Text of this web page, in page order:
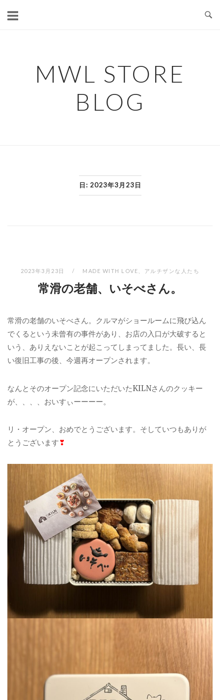
MWL STORE
BLOG
日: 2023年3月23日
2023年3月23日 MADE WITH LOVE アルチザンな人たち
常滑の老舗、いそべさん。
常滑の老舗のいそべさん。クルマがショールームに飛び込ん
でくるという未曾有の事件があり、お店の入口が大破すると
いう、ありえないことが起こってしまってました。長い、長
い復旧工事の後、今週再オープンされます。
なんとそのオープン記念にいただいたKILNさんのクッキー
が、、、、おいすぃーーーー。
リ・オープン、おめでとうございます。そしていつもありが
とうございます❣